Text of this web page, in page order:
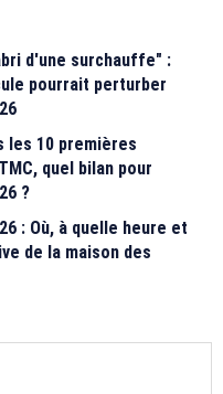
d'une surchauffe" :
pourrait perturber
les 10 premières
quel bilan pour
?
: Où, à quelle heure et
de la maison des